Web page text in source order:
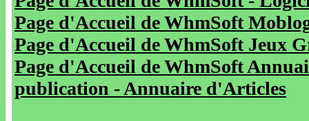
Page d'Accueil de WhmSoft
Page d'Accueil de WhmSoft Jeux
Page d'Accueil de WhmSoft
publication - Annuaire d'Articles